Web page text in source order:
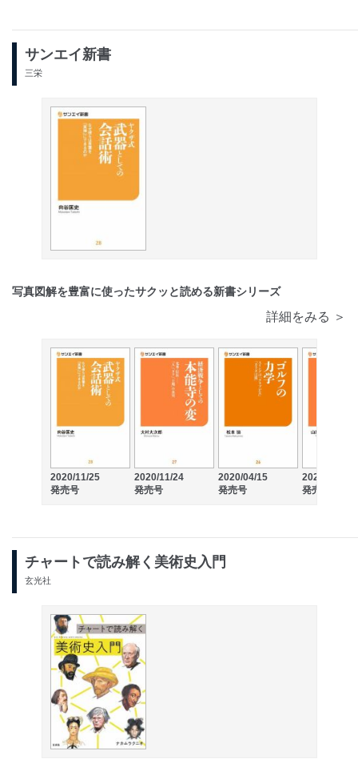
サンエイ新書
三栄
写真図解を豊富に使ったサクッと読める新書シリーズ
詳細をみる ＞
2020/11/25
発売号
2020/11/24
発売号
2020/04/15
発売号
2020/02/13
発売号
チャートで読み解く美術史入門
玄光社